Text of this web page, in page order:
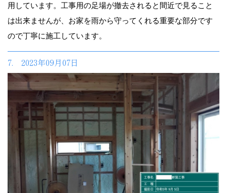
用しています。工事用の足場が撤去されると間近で見ること
は出来ませんが、お家を雨から守ってくれる重要な部分です
ので丁寧に施工しています。
7. 2023年09月07日